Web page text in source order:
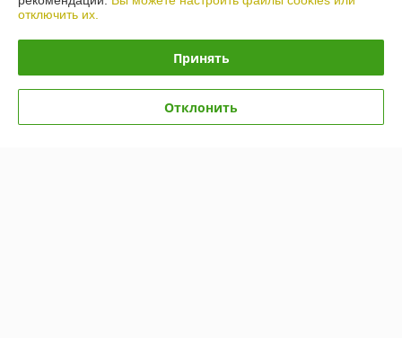
Контакты
График работы
отключить их.
Принять
Отклонить